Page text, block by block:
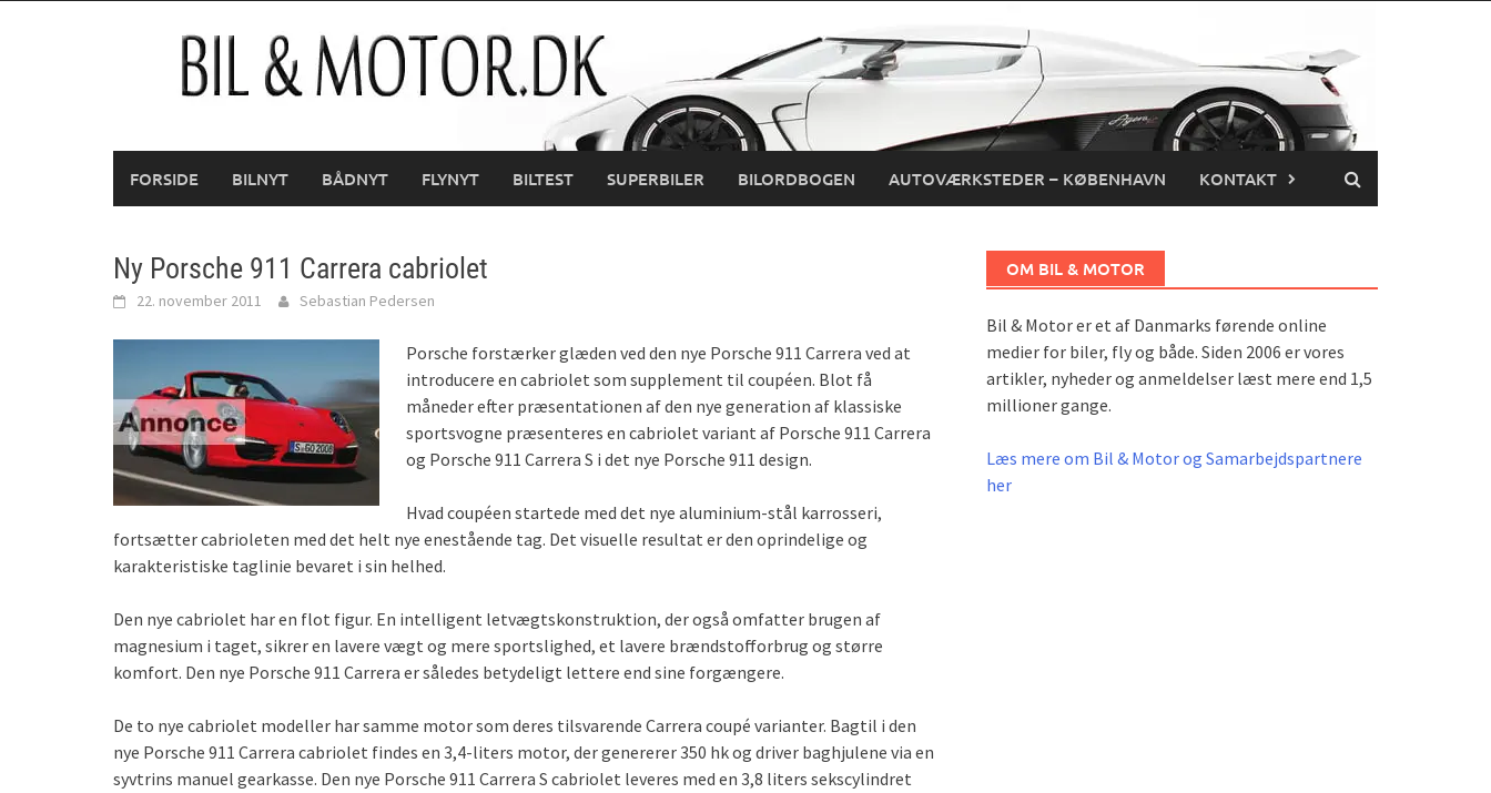
FORSIDE BILNYT BÅDNYT FLYNYT BILTEST SUPERBILER BILORDBOGEN AUTOVÆRKSTEDER – KØBENHAVN KONTAKT
Ny Porsche 911 Carrera cabriolet
22. november 2011 Sebastian Pedersen
Porsche forstærker glæden ved den nye Porsche 911 Carrera ved at
introducere en cabriolet som supplement til coupéen. Blot få
måneder efter præsentationen af den nye generation af klassiske
sportsvogne præsenteres en cabriolet variant af Porsche 911 Carrera
og Porsche 911 Carrera S i det nye Porsche 911 design.
Hvad coupéen startede med det nye aluminium-stål karrosseri,
fortsætter cabrioleten med det helt nye enestående tag. Det visuelle resultat er den oprindelige og
karakteristiske taglinie bevaret i sin helhed.
Den nye cabriolet har en flot figur. En intelligent letvægtskonstruktion, der også omfatter brugen af
magnesium i taget, sikrer en lavere vægt og mere sportslighed, et lavere brændstofforbrug og større
komfort. Den nye Porsche 911 Carrera er således betydeligt lettere end sine forgængere.
De to nye cabriolet modeller har samme motor som deres tilsvarende Carrera coupé varianter. Bagtil i den
nye Porsche 911 Carrera cabriolet findes en 3,4-liters motor, der genererer 350 hk og driver baghjulene via en
syvtrins manuel gearkasse. Den nye Porsche 911 Carrera S cabriolet leveres med en 3,8 liters sekscylindret
OM BIL & MOTOR
Bil & Motor er et af Danmarks førende online
medier for biler, fly og både. Siden 2006 er vores
artikler, nyheder og anmeldelser læst mere end 1,5
millioner gange.
Læs mere om Bil & Motor og Samarbejdspartnere
her